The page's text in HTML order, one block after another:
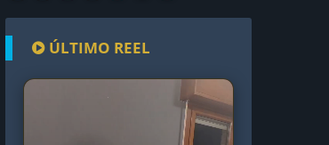
ÚLTIMO REEL